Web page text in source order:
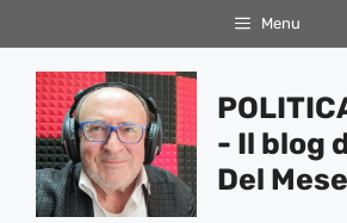
al
contenuto
Menu
- Il blog
Del Mese